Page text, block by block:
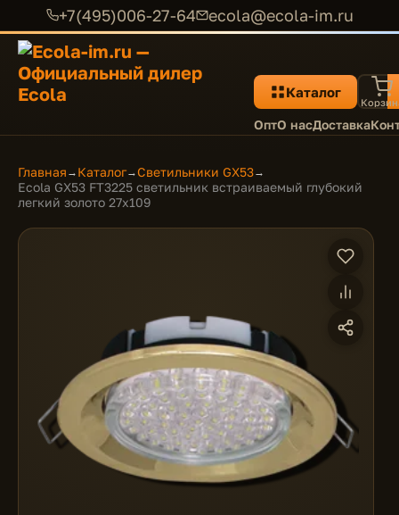
+7(495)006-27-64 ecola@ecola-im.ru
Каталог
ОптО насДоставка
Главная → Каталог→Светильники GX53→
Ecola GX53 FT3225 светильник встраиваемый глубокий
легкий золото 27x109